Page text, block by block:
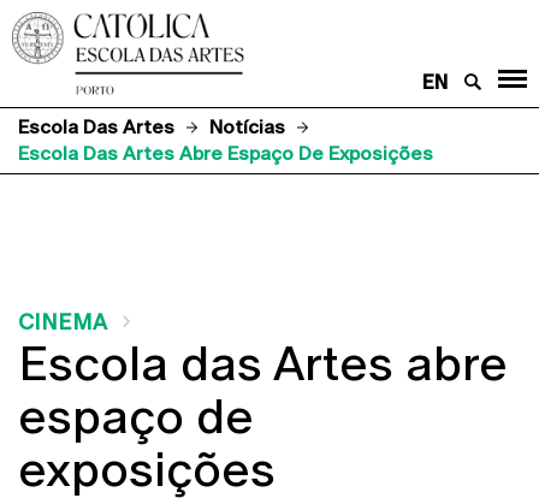
EN
Escola Das Artes
Notícias
Escola Das Artes Abre Espaço De Exposições
CINEMA
Escola das Artes abre
espaço de
exposições